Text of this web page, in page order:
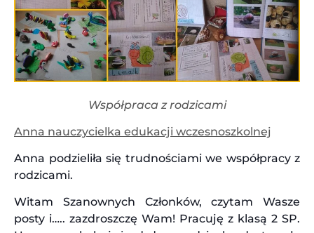
Współpraca z rodzicami
Anna nauczycielka edukacji wczesnoszkolnej
Anna podzieliła się trudnościami we współpracy z
rodzicami.
Witam Szanownych Członków, czytam Wasze
posty i….. zazdroszczę Wam! Pracuję z klasą 2 SP.